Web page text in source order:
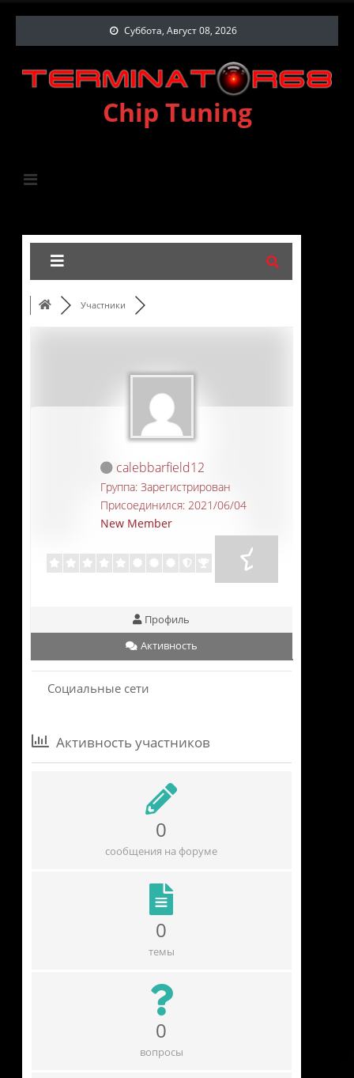
Суббота, Август 08, 2026
Chip Tuning
Участники
calebbarfield12
Группа: Зарегистрирован
Присоединился: 2021/06/04
New Member
Профиль
Активность
Социальные сети
Активность участников
0
сообщения на форуме
0
темы
0
вопросы